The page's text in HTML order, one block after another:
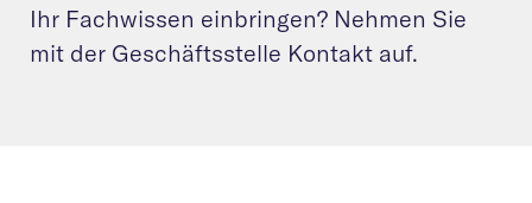
Ihr Fachwissen einbringen? Nehmen Sie
mit der Geschäftsstelle Kontakt auf.